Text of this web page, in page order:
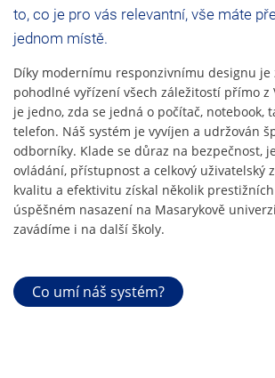
to, co je pro vás relevantní, vše máte
jednom místě.
Díky modernímu responzivnímu designu je
pohodlné vyřízení všech záležitostí přímo z
je jedno, zda se jedná o počítač, notebook,
telefon. Náš systém je vyvíjen a udržován
odborníky. Klade se důraz na bezpečnost,
ovládání, přístupnost a celkový uživatelský
kvalitu a efektivitu získal několik
úspěšném nasazení na Masarykově
zavádíme i na další školy.
Co umí náš systém?